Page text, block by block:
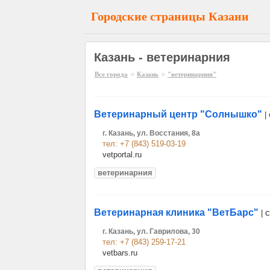
Городские страницы Казани
Казань - ветеринарния
Все города » Казань » "ветеринарния"
Ветеринарный центр "Солнышко"
г. Казань, ул. Восстания, 8а
тел: +7 (843) 519-03-19
vetportal.ru
ветеринарния
Ветеринарная клиника "ВетБарс"
г. Казань, ул. Гаврилова, 30
тел: +7 (843) 259-17-21
vetbars.ru